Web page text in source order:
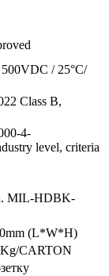
/ 25°C/
Class B,
4-
level, criteria
MIL-HDBK-
(L*W*H)
CARTON